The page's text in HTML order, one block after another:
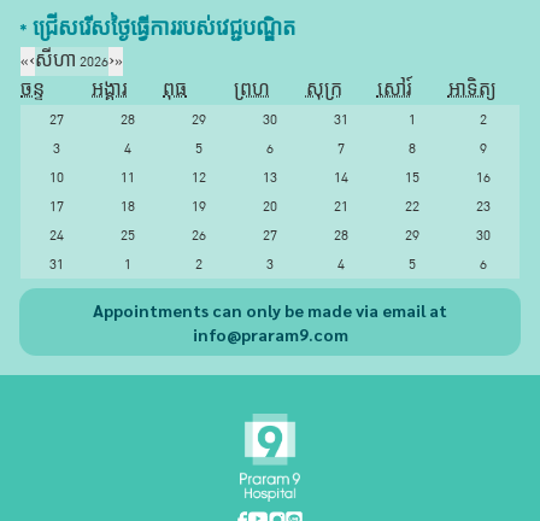
* ជ្រើសរើស​ថ្ងៃ​ធ្វើការ​របស់​វេជ្ជបណ្ឌិត​
«‹សីហា 2026›»
ចន្ទ
អង្គារ ពុធ ព្រហ សុក្រ សៅរ៍
អាទិត្យ
27
28 29 30 31 1
2
3
4 5 6 7 8
9
10
11 12 13 14 15
16
17
18 19 20 21 22
23
24
25 26 27 28 29
30
31
1 2 3 4 5 6
Appointments can only be made via email at
info@praram9.com